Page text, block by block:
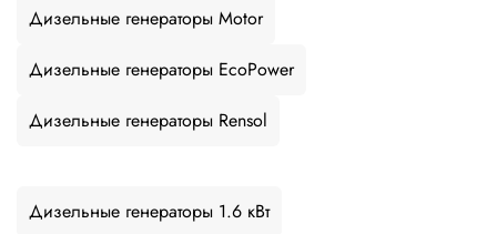
Дизельные генераторы Motor
Дизельные генераторы EcoPower
Дизельные генераторы Rensol
Дизельные генераторы 1.6 кВт